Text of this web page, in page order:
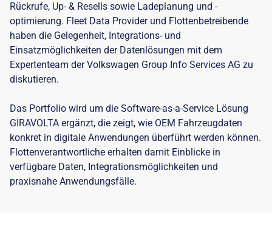
Rückrufe, Up- & Resells sowie Ladeplanung und -
optimierung. Fleet Data Provider und Flottenbetreibende
haben die Gelegenheit, Integrations- und
Einsatzmöglichkeiten der Datenlösungen mit dem
Expertenteam der Volkswagen Group Info Services AG zu
diskutieren.
Das Portfolio wird um die Software-as-a-Service Lösung
GIRAVOLTA ergänzt, die zeigt, wie OEM Fahrzeugdaten
konkret in digitale Anwendungen überführt werden können.
Flottenverantwortliche erhalten damit Einblicke in
verfügbare Daten, Integrationsmöglichkeiten und
praxisnahe Anwendungsfälle.